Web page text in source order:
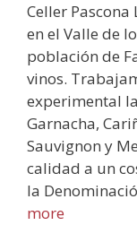
Celler
en el Valle de
población de
vinos.
experimental
Garnacha,
Sauvignon y
calidad a un
la
more